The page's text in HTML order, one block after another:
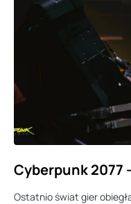
Cyberpunk 2077
Ostatnio świat gier